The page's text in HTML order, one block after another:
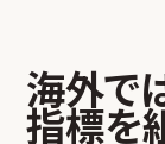
海外で
指標を